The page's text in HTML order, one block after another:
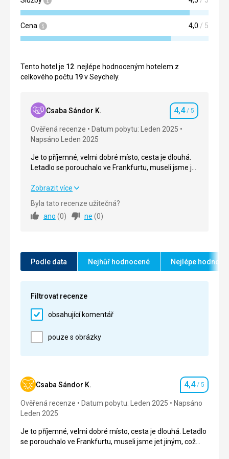
Cena 4,0 / 5
Tento hotel je 12 . nejlépe hodnoceným hotelem z
celkového počtu 19v Seychely.
Csaba Sándor K. Hodnocení
4,4/ 5
Ověřená recenze
Datum pobytu: Leden 2025
Napsáno Leden 2025
Je to příjemné, velmi dobré místo, cesta je dlouhá.
Letadlo se porouchalo ve Frankfurtu, museli jsme jet
organizace byla dobrá a vyřešili to. Na zpáteční
Frankfurtu na přestup, i když do Budapešti mezitím
letěla dvě letadla.
Je to příjemné, velmi dobré místo, cesta je dlouhá.
jiným, což způsobilo, že nám ujely spoje, ale
organizace byla dobrá a vyřešili to. Na zpáteční
Strava 4,0/ 5
Okolí
Služby
Strava
Péče je perfektní.
Ubytování
Je to na velmi dobrém, krásném místě.
Služby
Personál je velmi zdvořilý, vyhoví všem požadavkům
Zobrazit více
Byla tato recenze užitečná?
ano (0) ne (0)
Podle data Nejhůř hodnocené Nejlépe
Filtrovat recenze
obsahující komentář
pouze s obrázky
Csaba Sándor K. Hodnocení
4,4/ 5
Ověřená recenze Datum pobytu: Leden 2025
Napsáno
Leden 2025
Je to příjemné, velmi dobré místo, cesta je dlouhá. Letadlo
se porouchalo ve Frankfurtu, museli jsme jet jiným, což